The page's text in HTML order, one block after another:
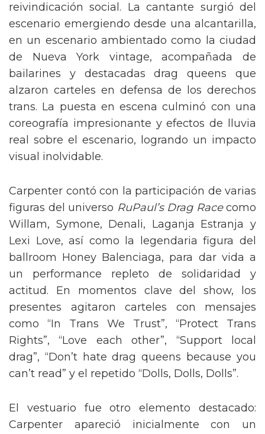
reivindicación social. La cantante surgió del
escenario emergiendo desde una alcantarilla,
en un escenario ambientado como la ciudad
de Nueva York vintage, acompañada de
bailarines y destacadas drag queens que
alzaron carteles en defensa de los derechos
trans. La puesta en escena culminó con una
coreografía impresionante y efectos de lluvia
real sobre el escenario, logrando un impacto
visual inolvidable.
Carpenter contó con la participación de varias
figuras del universo RuPaul’s Drag Racecomo
Willam, Symone, Denali, Laganja Estranja y
Lexi Love, así como la legendaria figura del
ballroom Honey Balenciaga, para dar vida a
un performance repleto de solidaridad y
actitud. En momentos clave del show, los
presentes agitaron carteles con mensajes
como “In Trans We Trust”, “Protect Trans
Rights”, “Love each other”, “Support local
drag”, “Don’t hate drag queens because you
can’t read” y el repetido “Dolls, Dolls, Dolls”.
El vestuario fue otro elemento destacado:
Carpenter apareció inicialmente con un